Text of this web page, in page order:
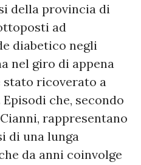
della provincia di
ad
diabetico negli
nel giro di appena
ricoverato a
che, secondo
rappresentano
di una lunga
da anni coinvolge